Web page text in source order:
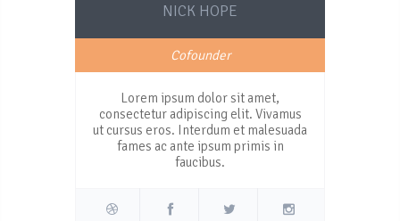
NICK HOPE
Cofounder
Lorem ipsum dolor sit amet,
consectetur adipiscing elit. Vivamus
ut cursus eros. Interdum et malesuada
fames ac ante ipsum primis in
faucibus.